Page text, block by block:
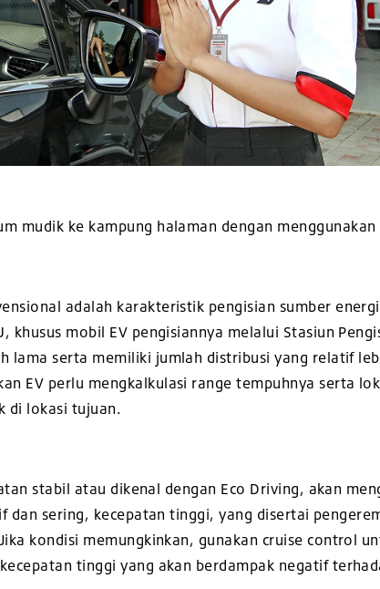
mudik ke kampung halaman dengan menggunakan
adalah karakteristik pengisian sumber
khusus mobil EV pengisiannya melalui Stasiun
lama serta memiliki jumlah distribusi yang relatif
EV perlu mengkalkulasi range tempuhnya serta
di lokasi tujuan.
stabil atau dikenal dengan Eco Driving, akan
dan sering, kecepatan tinggi, yang disertai
kondisi memungkinkan, gunakan cruise control
tinggi yang akan berdampak negatif